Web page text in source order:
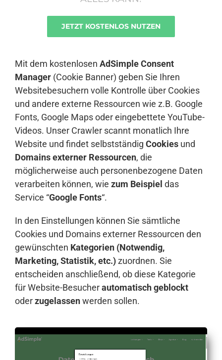
JETZT KOSTENLOS NUTZEN
Mit dem kostenlosen AdSimple Consent
Manager (Cookie Banner) geben Sie Ihren
Websitebesuchern volle Kontrolle über Cookies
und andere externe Ressourcen wie z.B. Google
Fonts, Google Maps oder eingebettete YouTube-
Videos. Unser Crawler scannt monatlich Ihre
Website und findet selbstständig Cookies und
Domains externer Ressourcen, die
möglicherweise auch personenbezogene Daten
verarbeiten können, wie zum Beispiel das
Service “Google Fonts“.
In den Einstellungen können Sie sämtliche
Cookies und Domains externer Ressourcen den
gewünschten Kategorien (Notwendig,
Marketing, Statistik, etc.)zuordnen. Sie
entscheiden anschließend, ob diese Kategorie
für Website-Besucherautomatisch geblockt
oderzugelassenwerden sollen.